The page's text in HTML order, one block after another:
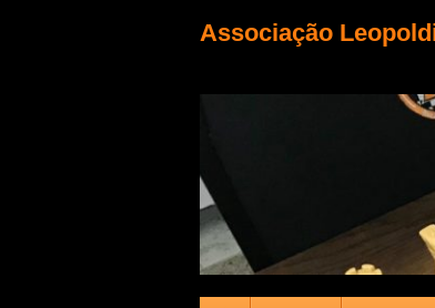
Associação